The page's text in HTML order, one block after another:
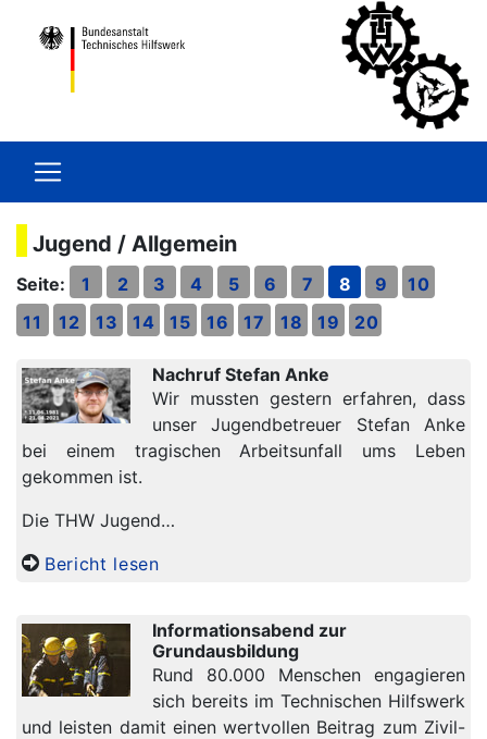
Jugend / Allgemein
Seite: 1 2 3 4 5 6 7 8 9
10
11
12 13 14 15 16 17 18 19 20
Nachruf Stefan Anke
Wir mussten gestern erfahren, dass
unser Jugendbetreuer Stefan Anke
bei einem tragischen Arbeitsunfall ums Leben
gekommen ist.
Die THW Jugend…
Bericht lesen
Informationsabend zur
Grundausbildung
Rund 80.000 Menschen engagieren
sich bereits im Technischen Hilfswerk
und leisten damit einen wertvollen Beitrag zum Zivil-